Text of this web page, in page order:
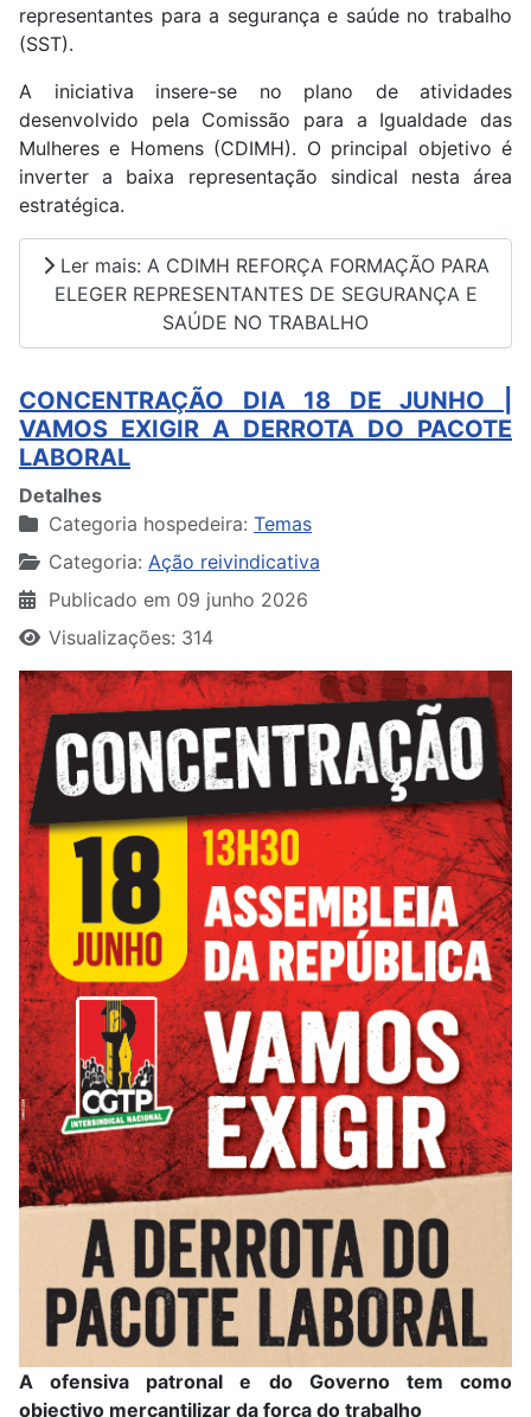
representantes para a segurança e saúde no trabalho
(SST).
A iniciativa insere-se no plano de atividades
desenvolvido pela Comissão para a Igualdade das
Mulheres e Homens (CDIMH). O principal objetivo é
inverter a baixa representação sindical nesta área
estratégica.
Ler mais: A CDIMH REFORÇA FORMAÇÃO PARA
ELEGER REPRESENTANTES DE SEGURANÇA E
SAÚDE NO TRABALHO
CONCENTRAÇÃO DIA 18 DE JUNHO |
VAMOS EXIGIR A DERROTA DO PACOTE
LABORAL
Detalhes
Categoria hospedeira: Temas
Categoria: Ação reivindicativa
Publicado em 09 junho 2026
Visualizações: 314
A ofensiva patronal e do Governo tem como
objectivo mercantilizar da força do trabalho